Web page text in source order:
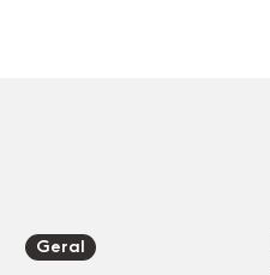
Geral